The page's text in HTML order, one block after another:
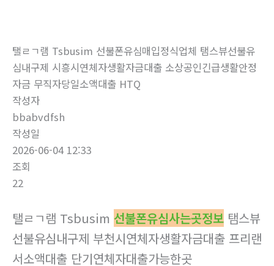
탤ㄹㄱ램 Tsbusim 선불폰유심매입정식업체 탬스뷰선불유
심내구제 시흥시연체자생활자금대출 소상공인긴급생활안정
자금 무직자당일소액대출 HTQ
작성자
bbabvdfsh
작성일
2026-06-04 12:33
조회
22
탤ㄹㄱ램 Tsbusim 선불폰유심사는곳정보 탬스뷰
선불유심내구제 부천시연체자생활자금대출 프리랜
서소액대출 단기연체자대출가능한곳